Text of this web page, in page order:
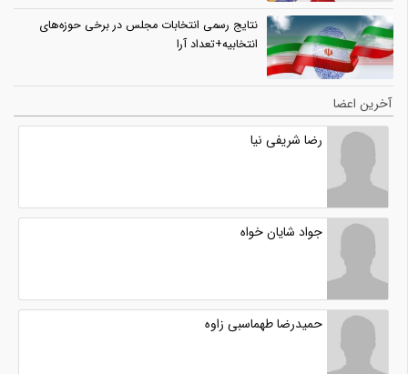
نتایج رسمی انتخابات مجلس در برخی حوزه‌های
انتخابیه+تعداد آرا
آخرین اعضا
رضا شریفی نیا
جواد شایان خواه
حمیدرضا طهماسبی زاوه